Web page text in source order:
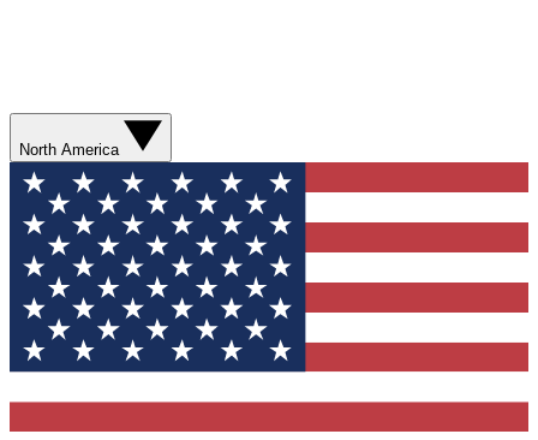
North America